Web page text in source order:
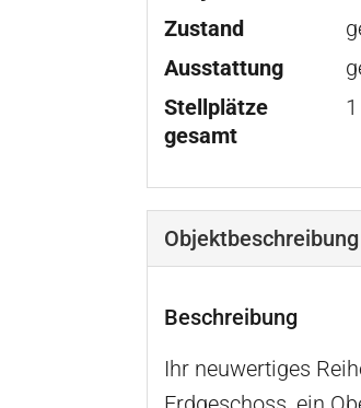
Zustand
Ausstattung
Stellplätze
gesamt
1
Objekt­beschreibung
Beschreibung
Ihr neuwertiges